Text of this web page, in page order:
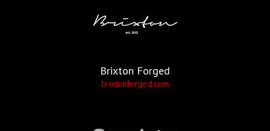
Brixton Forged
brixtonforged.com